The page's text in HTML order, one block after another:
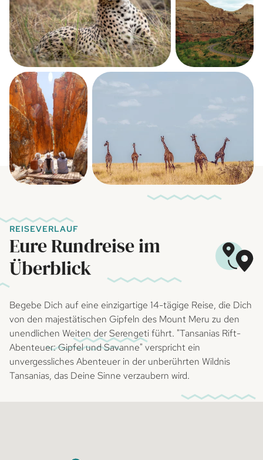
REISEVERLAUF
Eure Rundreise im
Überblick
Begebe Dich auf eine einzigartige 14-tägige Reise, die Dich
von den majestätischen Gipfeln des Mount Meru zu den
unendlichen Weiten der Serengeti führt. "Tansanias Rift-
Abenteuer: Gipfel und Savanne" verspricht ein
unvergessliches Abenteuer in der unberührten Wildnis
Tansanias, das Deine Sinne verzaubern wird.